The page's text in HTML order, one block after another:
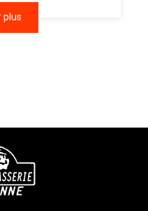
plus